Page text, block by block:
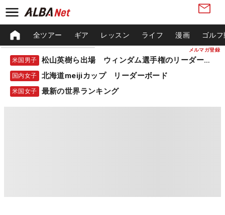
メルマガ登録
全ツアー ギア レッスン ライフ 漫画 ゴル
米国男子 松山英樹ら出場 ウィンダム選手権のリーダーボード
国内女子 北海道meijiカップ リーダーボード
米国女子 最新の世界ランキング